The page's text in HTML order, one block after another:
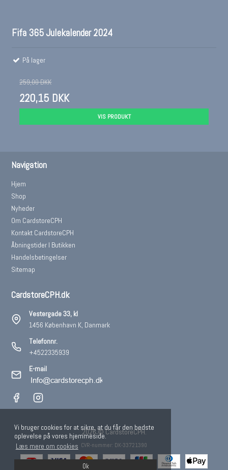
Vi bruger cookies for at sikre, at du får den bedste
oplevelse på vores hjemmeside.
Læs mere om cookies
Ok
Fifa 365 Julekalender 2024
På lager
259,00 DKK
220,15 DKK
VIS PRODUKT
Navigation
Hjem
Shop
Nyheder
Om CardstoreCPH
Kontakt CardstoreCPH
Åbningstider I Butikken
Handelsbetingelser
Sitemap
CardstoreCPH.dk
Vestergade 33, kl
1456 København K, Danmark
Telefonnr.
+4522335939
E-mail
2026 © CardstoreCPH.
CVR-nummer: DK-33721390